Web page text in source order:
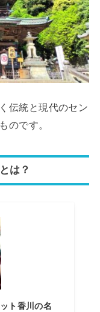
伝統と現代のセン
のです。
は？
ト香川の名